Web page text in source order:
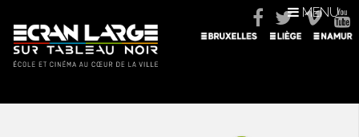
MENU